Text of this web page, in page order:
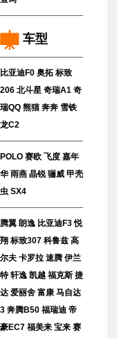
车型
比亚迪F0 奥拓 标致
206 北斗星 奇瑞A1 奇
瑞QQ 熊猫 奔奔 雪铁
龙C2
POLO 赛欧 飞度 嘉年
华 雨燕 晶锐 骊威 甲壳
虫 SX4
腾翼 朗逸 比亚迪F3 悦
翔 标致307 科鲁兹 高
尔夫 卡罗拉 速腾 伊兰
特 轩逸 凯越 福克斯 捷
达 爱丽舍 富康 马自达
3 奔腾B50 福瑞迪 帝
豪EC7 福美来 宝来 赛